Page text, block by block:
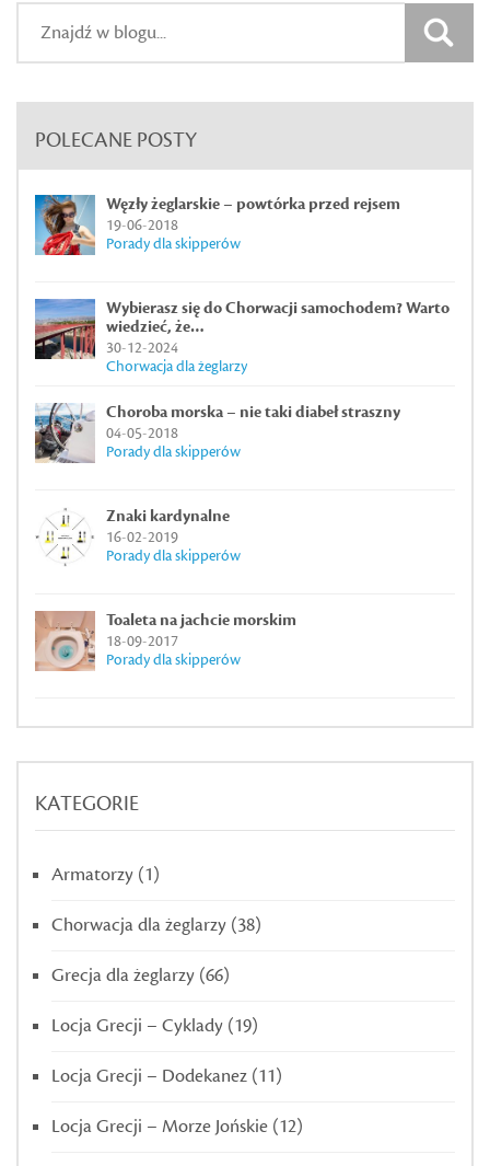
POLECANE POSTY
Węzły żeglarskie – powtórka przed rejsem
19-06-2018
Porady dla skipperów
Wybierasz się do Chorwacji samochodem? Warto
wiedzieć, że…
30-12-2024
Chorwacja dla żeglarzy
Choroba morska – nie taki diabeł straszny
04-05-2018
Porady dla skipperów
Znaki kardynalne
16-02-2019
Porady dla skipperów
Toaleta na jachcie morskim
18-09-2017
Porady dla skipperów
KATEGORIE
Armatorzy (1)
Chorwacja dla żeglarzy (38)
Grecja dla żeglarzy (66)
Locja Grecji – Cyklady (19)
Locja Grecji – Dodekanez (11)
Locja Grecji – Morze Jońskie (12)